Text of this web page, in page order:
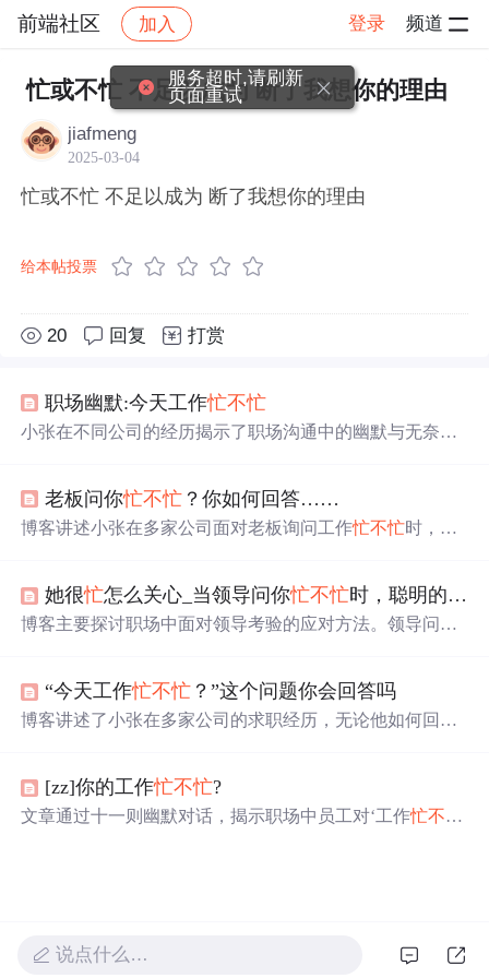
前端社区 加入 登录 频道
社区 前端社区 感慨 帖子详情
忙或不忙 不足以成为 断了我想你的理由
jiafmeng
2025-03-04
忙或不忙 不足以成为 断了我想你的理由
给本帖投票
20 回复 打赏
职场幽默:今天工作忙不忙
小张在不同公司的经历揭示了职场沟通中的幽默与无奈。
老板问你忙不忙 ？你如何回答……
博客讲述小张在多家公司面对老板询问工作忙不忙时，给
离，讨好老板也难获认可的现实。
她很忙怎么关心_当领导问你忙不忙时，聪明的人都是这样回答的
博客主要探讨职场中面对领导考验的应对方法。领导问 忙
客人走后再进去，还提及中国式人际关系要点。
“今天工作忙不忙 ？”这个问题你会回答吗
博客讲述了小张在多家公司的求职经历，无论他如何回答
因房东要自营而结束，在寺庙也答非所问。
[zz]你的工作忙不忙?
文章通过十一则幽默对话，揭示职场中员工对‘工作忙不忙
说点什么…
服务超时,请刷新
页面重试